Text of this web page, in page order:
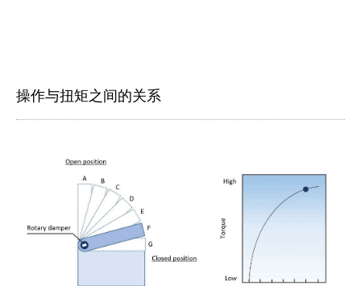
操作与扭矩之间的关系